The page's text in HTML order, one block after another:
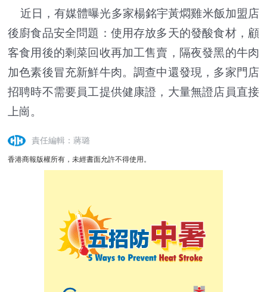
近日，有媒體曝光多家楊銘宇黃燜雞米飯加盟店
後廚食品安全問題：使用存放多天的發酸食材，顧
客食用後的剩菜回收再加工售賣，隔夜發黑的牛肉
加色素後冒充新鮮牛肉。調查中還發現，多家門店
招聘時不需要員工提供健康證，大量無證店員直接
上崗。
責任編輯：蔣璐
香港商報版權所有，未經書面允許不得使用。